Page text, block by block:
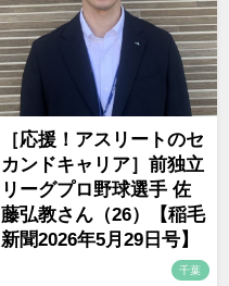
［応援！アスリートのセ
カンドキャリア］前独立
リーグプロ野球選手 佐
藤弘教さん（26）【稲毛
新聞2026年5月29日号】
千葉